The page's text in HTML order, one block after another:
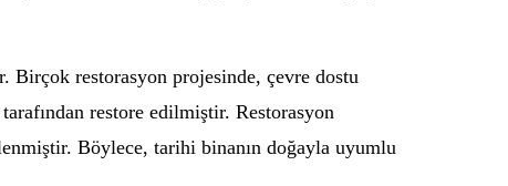
Birçok restorasyon projesinde, çevre dostu
restore edilmiştir. Restorasyon
Böylece, tarihi binanın doğayla uyumlu